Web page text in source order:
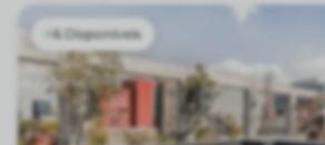
6 Disponíveis